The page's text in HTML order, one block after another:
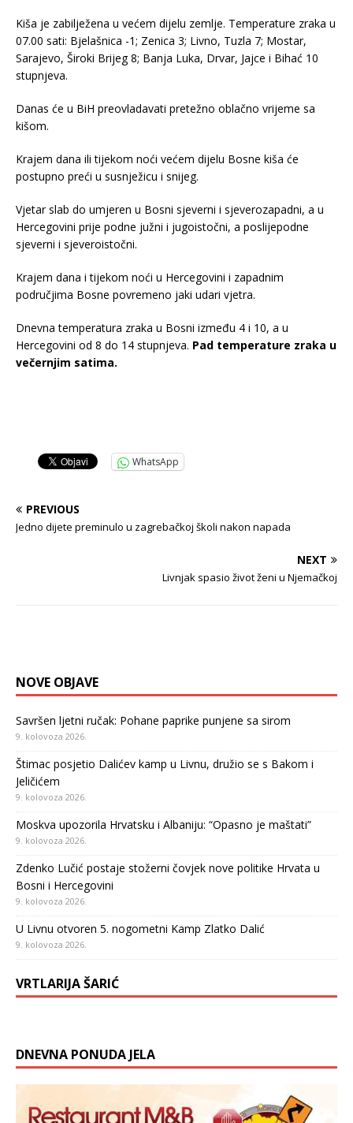
Kiša je zabilježena u većem dijelu zemlje. Temperature zraka u
07.00 sati: Bjelašnica -1; Zenica 3; Livno, Tuzla 7; Mostar,
Sarajevo, Široki Brijeg 8; Banja Luka, Drvar, Jajce i Bihać 10
stupnjeva.
Danas će u BiH preovladavati pretežno oblačno vrijeme sa
kišom.
Krajem dana ili tijekom noći većem dijelu Bosne kiša će
postupno preći u susnježicu i snijeg.
Vjetar slab do umjeren u Bosni sjeverni i sjeverozapadni, a u
Hercegovini prije podne južni i jugoistočni, a poslijepodne
sjeverni i sjeveroistočni.
Krajem dana i tijekom noći u Hercegovini i zapadnim
područjima Bosne povremeno jaki udari vjetra.
Dnevna temperatura zraka u Bosni između 4 i 10, a u
Hercegovini od 8 do 14 stupnjeva. Pad temperature zraka u
večernjim satima.
WhatsApp
PREVIOUS
Jedno dijete preminulo u zagrebačkoj školi nakon napada
NEXT
Livnjak spasio život ženi u Njemačkoj
NOVE OBJAVE
Savršen ljetni ručak: Pohane paprike punjene sa sirom
9. kolovoza 2026.
Štimac posjetio Dalićev kamp u Livnu, družio se s Bakom i
Jeličićem
9. kolovoza 2026.
Moskva upozorila Hrvatsku i Albaniju: “Opasno je maštati”
9. kolovoza 2026.
Zdenko Lučić postaje stožerni čovjek nove politike Hrvata u
Bosni i Hercegovini
9. kolovoza 2026.
U Livnu otvoren 5. nogometni Kamp Zlatko Dalić
9. kolovoza 2026.
VRTLARIJA ŠARIĆ
DNEVNA PONUDA JELA